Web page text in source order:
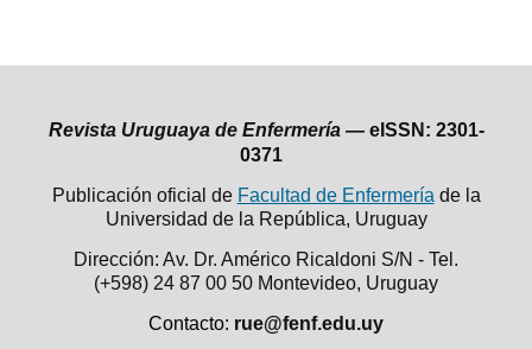
Revista Uruguaya de Enfermería — eISSN: 2301-
0371
Publicación oficial de Facultad de Enfermería de la
Universidad de la República, Uruguay
Dirección: Av. Dr. Américo Ricaldoni S/N - Tel.
(+598) 24 87 00 50 Montevideo, Uruguay
Contacto: rue@fenf.edu.uy